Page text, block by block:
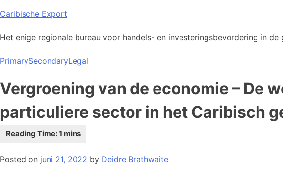
Skip
content
Caribische Export
Het enige regionale bureau voor handels- en investeringsbevordering in
PrimarySecondaryLegal
Vergroening van de economie – De
particuliere sector in het Caribisch
Posted on juni 21, 2022 by Deidre Brathwaite